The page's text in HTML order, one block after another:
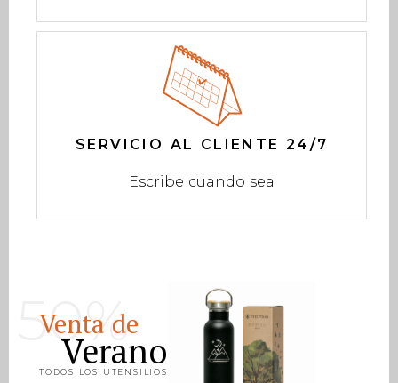
SERVICIO AL CLIENTE 24/7
Escribe cuando sea
50%
Venta de
Verano
TODOS LOS UTENSILIOS